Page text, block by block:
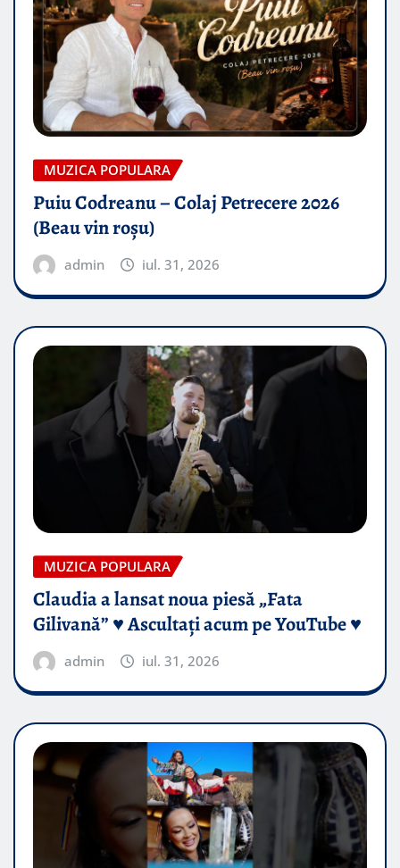
MUZICA POPULARA
Puiu Codreanu – Colaj Petrecere 2026
(Beau vin roșu)
admin iul. 31, 2026
MUZICA POPULARA
Claudia a lansat noua piesă „Fata
Gilivană” ♥️ Ascultați acum pe YouTube ♥️
admin iul. 31, 2026